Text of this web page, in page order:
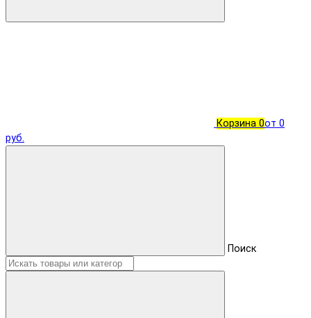
Корзина 0от 0
руб.
Поиск